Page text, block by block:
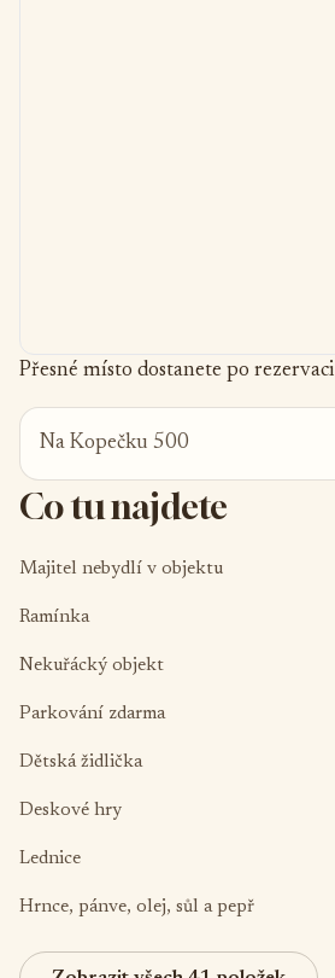
Přesné místo dostanete po rezervaci
Na Kopečku 500
Co tu najdete
Majitel nebydlí v objektu
Ramínka
Nekuřácký objekt
Parkování zdarma
Dětská židlička
Deskové hry
Lednice
Hrnce, pánve, olej, sůl a pepř